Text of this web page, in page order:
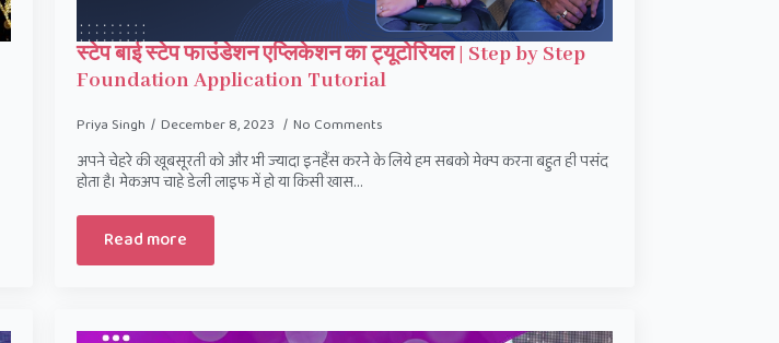
स्टेप बाई स्टेप फाउंडेशन एप्लिकेशन का ट्यूटोरियल | Step by Step
Foundation Application Tutorial
Priya Singh December 8, 2023 No Comments
अपने चेहरे की खूबसूरती को और भी ज्यादा इनहैंस करने के लिये हम सबको मेक्प करना बहुत ही पसंद
होता है। मेकअप चाहे डेली लाइफ में हो या किसी खास…
Read more